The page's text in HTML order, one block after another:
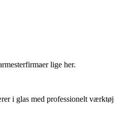
lige her.